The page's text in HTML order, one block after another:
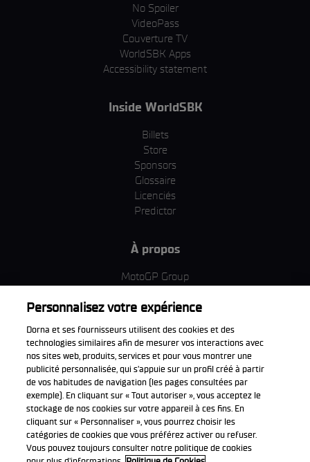
No Spoiler
VideoPass
Couverture TV
WorldSBK Apps
Accessibility statement
Inside WorldSBK
Billets
Store
Sponsors
Glossaire
Licenciés
Predictor
À propos
MotoGP Group
Termes et conditions d'utilisation
Politique de confidentialité
Politique d’achat
Télécharger l'appli officiell
Personnalisez votre expérience
Dorna et ses fournisseurs utilisent des cookies et des
technologies similaires afin de mesurer vos interactions avec
nos sites web, produits, services et pour vous montrer une
publicité personnalisée, qui s’appuie sur un profil créé à partir
de vos habitudes de navigation (les pages consultées par
exemple). En cliquant sur « Tout autoriser », vous acceptez le
stockage de nos cookies sur votre appareil à ces fins. En
cliquant sur « Personnaliser », vous pourrez choisir les
catégories de cookies que vous préférez activer ou refuser.
Vous pouvez toujours consulter notre politique de cookies